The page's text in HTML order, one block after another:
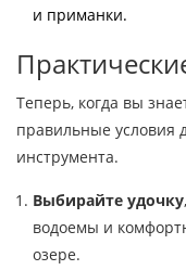
и приманки.
Теперь, когда вы
правильные условия
инструмента.
Выбирайте удочку
водоемы и
озере.